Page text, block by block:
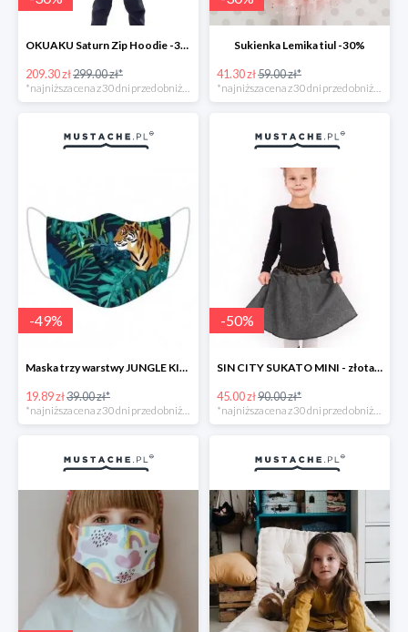
OKUAKU Saturn Zip Hoodie -30%
209.30 zł299.00 zł*
Sukienka Lemika tiul -30%
41.30 zł59.00 zł*
-49%
Maska trzy warstwy JUNGLE KIDS -49%
19.89 zł39.00 zł*
*najniższa cena z 30 dni przed obniżką
-50%
SIN CITY SUKATO MINI - złota dwustronna spódnica z kieszeniami -50%
45.00 zł90.00 zł*
*najniższa cena z 30 dni przed obniżką